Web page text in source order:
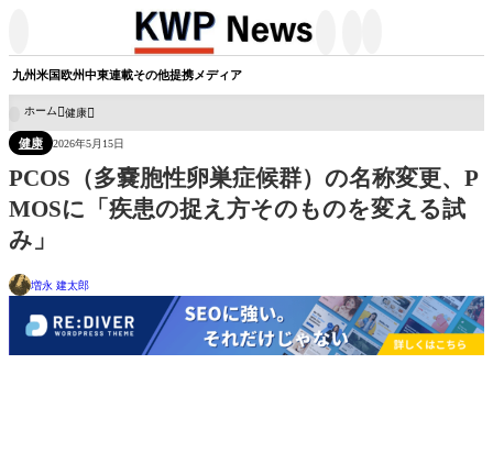
九州米国欧州中東連載その他提携メディア
ホーム 健康
健康 2026年5月15日
PCOS（多嚢胞性卵巣症候群）の名称変更、P
MOSに「疾患の捉え方そのものを変える試
み」
増永 建太郎